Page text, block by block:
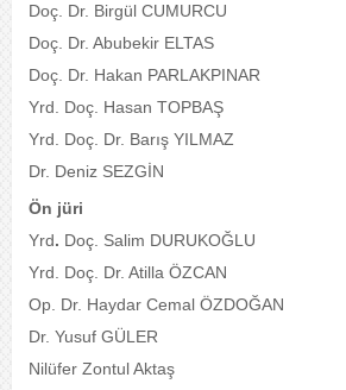
Doç. Dr. Birgül CUMURCU
Doç. Dr. Abubekir ELTAS
Doç. Dr. Hakan PARLAKPINAR
Yrd. Doç. Hasan TOPBAŞ
Yrd. Doç. Dr. Barış YILMAZ
Dr. Deniz SEZGİN
Ön jüri
Yrd. Doç. Salim DURUKOĞLU
Yrd. Doç. Dr. Atilla ÖZCAN
Op. Dr. Haydar Cemal ÖZDOĞAN
Dr. Yusuf GÜLER
Nilüfer Zontul Aktaş